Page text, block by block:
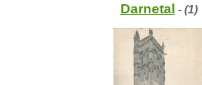
Darnetal - (1)